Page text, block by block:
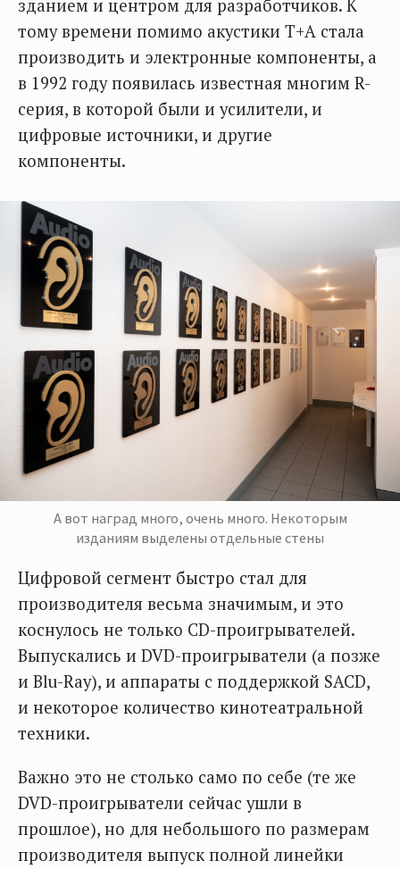
зданием и центром для разработчиков. К
тому времени помимо акустики T+A стала
производить и электронные компоненты, а
в 1992 году появилась известная многим R-
серия, в которой были и усилители, и
цифровые источники, и другие
компоненты.
А вот наград много, очень много. Некоторым
изданиям выделены отдельные стены
Цифровой сегмент быстро стал для
производителя весьма значимым, и это
коснулось не только CD-проигрывателей.
Выпускались и DVD-проигрыватели (а позже
и Blu-Ray), и аппараты с поддержкой SACD,
и некоторое количество кинотеатральной
техники.
Важно это не столько само по себе (те же
DVD-проигрыватели сейчас ушли в
прошлое), но для небольшого по размерам
производителя выпуск полной линейки